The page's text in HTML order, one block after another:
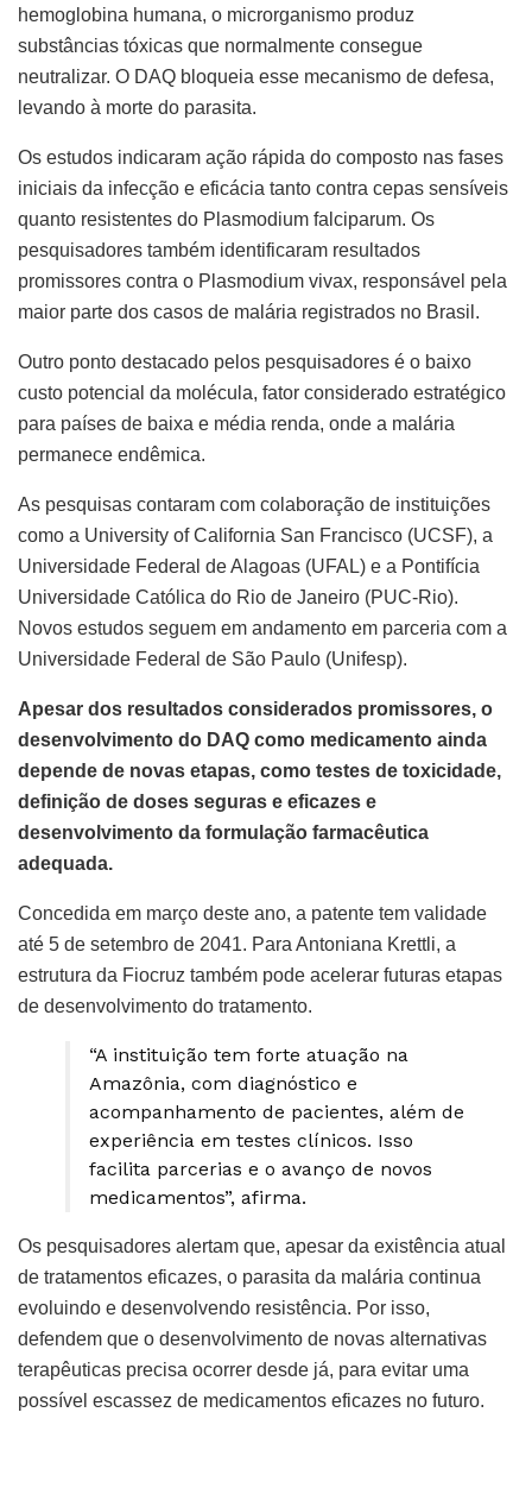
hemoglobina humana, o microrganismo produz
substâncias tóxicas que normalmente consegue
neutralizar. O DAQ bloqueia esse mecanismo de defesa,
levando à morte do parasita.
Os estudos indicaram ação rápida do composto nas fases
iniciais da infecção e eficácia tanto contra cepas sensíveis
quanto resistentes do Plasmodium falciparum. Os
pesquisadores também identificaram resultados
promissores contra o Plasmodium vivax, responsável pela
maior parte dos casos de malária registrados no Brasil.
Outro ponto destacado pelos pesquisadores é o baixo
custo potencial da molécula, fator considerado estratégico
para países de baixa e média renda, onde a malária
permanece endêmica.
As pesquisas contaram com colaboração de instituições
como a University of California San Francisco (UCSF), a
Universidade Federal de Alagoas (UFAL) e a Pontifícia
Universidade Católica do Rio de Janeiro (PUC-Rio).
Novos estudos seguem em andamento em parceria com a
Universidade Federal de São Paulo (Unifesp).
Apesar dos resultados considerados promissores, o
desenvolvimento do DAQ como medicamento ainda
depende de novas etapas, como testes de toxicidade,
definição de doses seguras e eficazes e
desenvolvimento da formulação farmacêutica
adequada.
Concedida em março deste ano, a patente tem validade
até 5 de setembro de 2041. Para Antoniana Krettli, a
estrutura da Fiocruz também pode acelerar futuras etapas
de desenvolvimento do tratamento.
“A instituição tem forte atuação na
Amazônia, com diagnóstico e
acompanhamento de pacientes, além de
experiência em testes clínicos. Isso
facilita parcerias e o avanço de novos
medicamentos”, afirma.
Os pesquisadores alertam que, apesar da existência atual
de tratamentos eficazes, o parasita da malária continua
evoluindo e desenvolvendo resistência. Por isso,
defendem que o desenvolvimento de novas alternativas
terapêuticas precisa ocorrer desde já, para evitar uma
possível escassez de medicamentos eficazes no futuro.